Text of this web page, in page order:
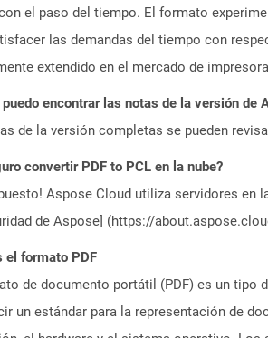
el paso del tiempo. El formato
las demandas del tiempo con
extendido en el mercado de
puedo encontrar las notas de la versión de
de la versión completas se pueden
convertir PDF to PCL en la nube?
Aspose Cloud utiliza servidores en
de Aspose] (https://
el formato PDF
de documento portátil (PDF) es un tipo
un estándar para la representación de